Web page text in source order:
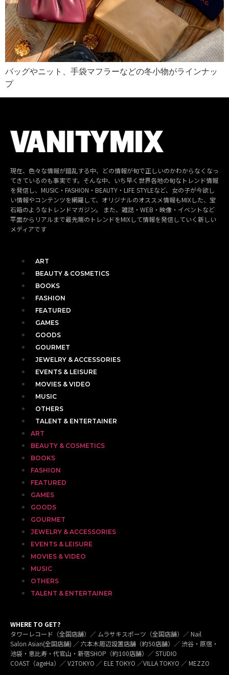
バッグやニット、手袋マフラーなどの冬小物がラインナッ
プ
現在、色々な情報が錯乱する中、どの情報が旬で正しいのかわからなくなっ
てきているのも事実です。そんな中、いち早く世界各地の旬なトレンド情報
を発信し、MUSIC・FASHION・BEAUTY・LIFE STYLEなど、女の子が今欲し
い情報やコンテンツを網羅して、オリジナルのオススメ情報もMIXした、宝
石箱のようなトレンドマガジン。 また、雑誌・WEB・映像・イベントなど
平面からリアルまで最先端のトレンドをMIXして情報を発信していく新しい
メディアです
ART
BEAUTY & COSMETICS
BOOKS
FASHION
FEATURED
GAMES
GOODS
GOURMET
JEWELRY & ACCESSORIES
EVENTS & LEISURE
MOVIES & VIDEO
MUSIC
OTHERS
TALENT & ENTERTAINER
ART
BEAUTY & COSMETICS
BOOKS
FASHION
FEATURED
GAMES
GOODS
GOURMET
JEWELRY & ACCESSORIES
EVENTS & LEISURE
MOVIES & VIDEO
MUSIC
OTHERS
TALENT & ENTERTAINER
WHERE TO GET?
タワーレコード（全国店舗）／ ムラサキスポーツ（全国店舗）／ Nail
Salon Asian(全国店舗) ／ 六本木周辺設置店舗（約50店舗）／ 渋谷・原宿・
池袋・恵比寿・代官山・新宿SHOP（約100店舗）／ STUDIO
COAST（ageHa）／ V2TOKYO ／ ELE TOKYO ／VILLA TOKYO ／ MEZZO